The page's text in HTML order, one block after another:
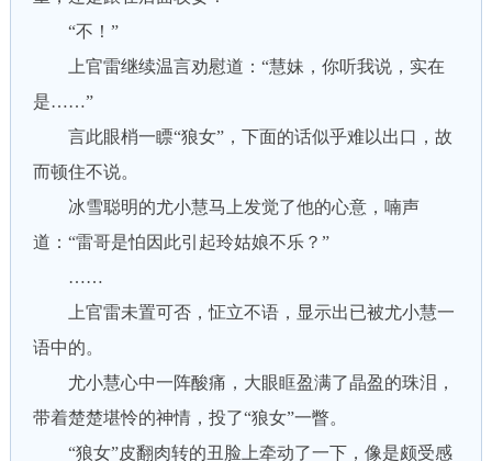
“不！”
上官雷继续温言劝慰道：“慧妹，你听我说，实在
是……”
言此眼梢一瞟“狼女”，下面的话似乎难以出口，故
而顿住不说。
冰雪聪明的尤小慧马上发觉了他的心意，喃声
道：“雷哥是怕因此引起玲姑娘不乐？”
……
上官雷未置可否，怔立不语，显示出已被尤小慧一
语中的。
尤小慧心中一阵酸痛，大眼眶盈满了晶盈的珠泪，
带着楚楚堪怜的神情，投了“狼女”一瞥。
“狼女”皮翻肉转的丑脸上牵动了一下，像是颇受感